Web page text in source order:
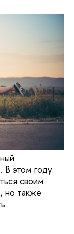
В этом году
своим
но также